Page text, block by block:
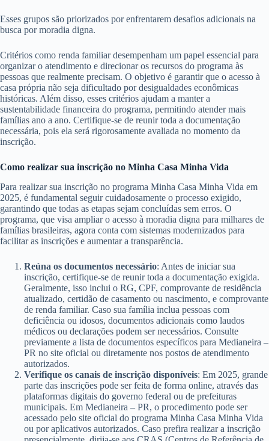
Esses grupos são priorizados por enfrentarem desafios adicionais na
busca por moradia digna.
Critérios como renda familiar desempenham um papel essencial para
organizar o atendimento e direcionar os recursos do programa às
pessoas que realmente precisam. O objetivo é garantir que o acesso à
casa própria não seja dificultado por desigualdades econômicas
históricas. Além disso, esses critérios ajudam a manter a
sustentabilidade financeira do programa, permitindo atender mais
famílias ano a ano. Certifique-se de reunir toda a documentação
necessária, pois ela será rigorosamente avaliada no momento da
inscrição.
Como realizar sua inscrição no Minha Casa Minha Vida
Para realizar sua inscrição no programa Minha Casa Minha Vida em
2025, é fundamental seguir cuidadosamente o processo exigido,
garantindo que todas as etapas sejam concluídas sem erros. O
programa, que visa ampliar o acesso à moradia digna para milhares de
famílias brasileiras, agora conta com sistemas modernizados para
facilitar as inscrições e aumentar a transparência.
Reúna os documentos necessário: Antes de iniciar sua
inscrição, certifique-se de reunir toda a documentação exigida.
Geralmente, isso inclui o RG, CPF, comprovante de residência
atualizado, certidão de casamento ou nascimento, e comprovante
de renda familiar. Caso sua família inclua pessoas com
deficiência ou idosos, documentos adicionais como laudos
médicos ou declarações podem ser necessários. Consulte
previamente a lista de documentos específicos para Medianeira –
PR no site oficial ou diretamente nos postos de atendimento
autorizados.
Verifique os canais de inscrição disponíveis: Em 2025, grande
parte das inscrições pode ser feita de forma online, através das
plataformas digitais do governo federal ou de prefeituras
municipais. Em Medianeira – PR, o procedimento pode ser
acessado pelo site oficial do programa Minha Casa Minha Vida
ou por aplicativos autorizados. Caso prefira realizar a inscrição